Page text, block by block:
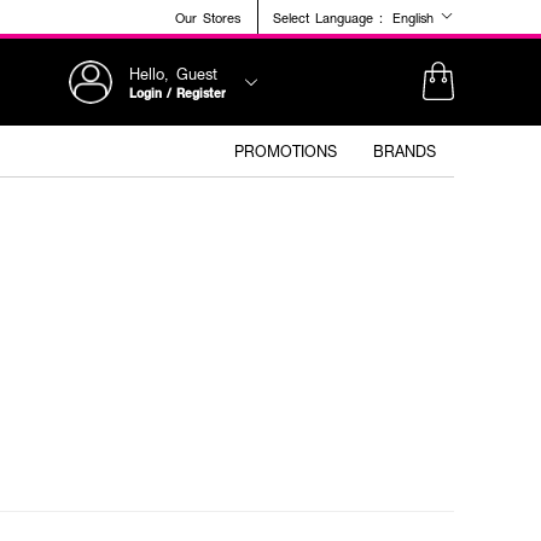
Our Stores Select Language : English
Hello, Guest
Login / Register
PROMOTIONS BRANDS